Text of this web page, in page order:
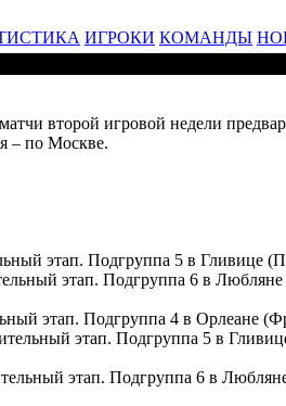
ИГРОКИ КОМАНДЫ
второй игровой недели
– по Москве.
этап. Подгруппа 5 в
этап. Подгруппа 6 в
этап. Подгруппа 4 в
этап. Подгруппа 5 в
этап. Подгруппа 6 в